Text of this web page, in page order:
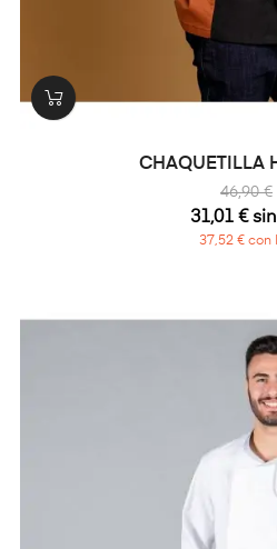
CHAQUETILLA
46,90 €
31,01 €
37,52 € con